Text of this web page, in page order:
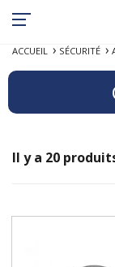
ACCUEIL SÉCURITÉ
Il y a 20